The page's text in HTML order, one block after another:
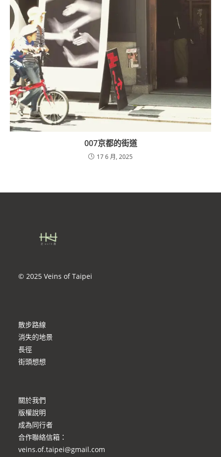
007京都的街道
17 6 月, 2025
© 2025 Veins of Taipei
散步路線
消失的地景
長徑
街頭想想
關於我們
版權說明
成為同行者
合作聯絡信箱 ：
veins.of.taipei@gmail.com